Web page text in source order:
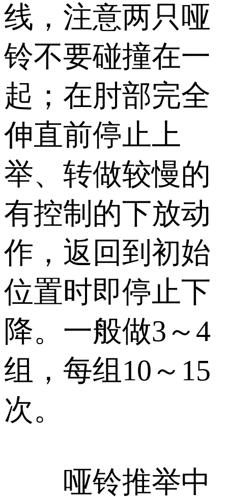
线，注意两只哑
铃不要碰撞在一
起；在肘部完全
伸直前停止上
举、转做较慢的
有控制的下放动
作，返回到初始
位置时即停止下
降。一般做3～4
组，每组10～15
次。
哑铃推举中